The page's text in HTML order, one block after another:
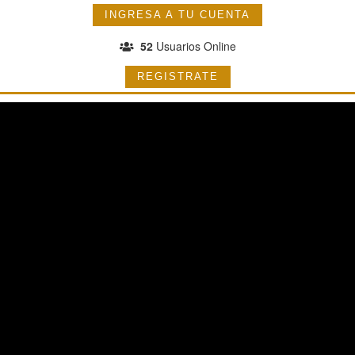
INGRESA A TU CUENTA
52Usuarios Online
REGISTRATE